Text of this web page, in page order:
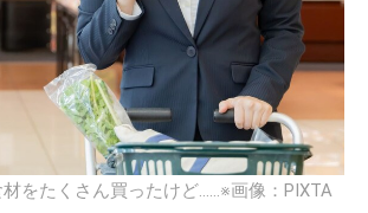
をたくさん買ったけど……※画像：PIXTA